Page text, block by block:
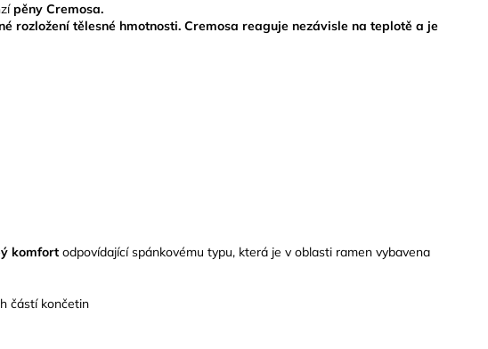
pěny Cremosa.
rozložení tělesné hmotnosti. Cremosa reaguje nezávisle na teplotě a je
komfort odpovídající spánkovému typu, která je v oblasti ramen vybavena
částí končetin